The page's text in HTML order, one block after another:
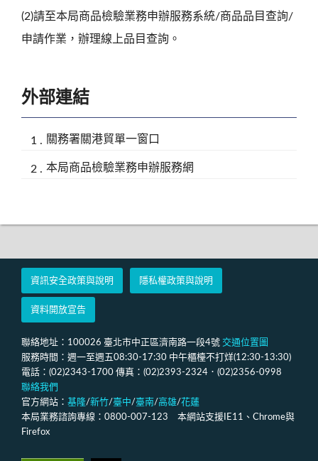
(2)請至本局商品檢驗業務申辦服務系統/商品品目查詢/
申請作業，辦理線上品目查詢。
外部連結
關務署關港貿單一窗口
本局商品檢驗業務申辦服務網
資訊安全政策與說明 隱私權政策與說明
資料開放宣告
聯絡地址：100026 臺北市中正區濟南路一段4號 交通位置圖
服務時間：週一至週五08:30-17:30 中午櫃檯不打烊(12:30-13:30)
電話：(02)2343-1700 傳真：(02)2393-2324．(02)2356-0998
聯絡我們
官方網站： 基隆/新竹/臺中/臺南/高雄/花蓮
本局業務諮詢專線：0800-007-123 本網站支援IE11、Chrome與
Firefox